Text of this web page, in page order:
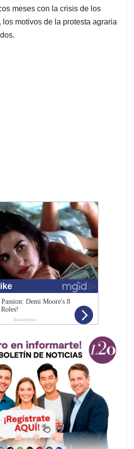
meses con la crisis de los
motivos de la protesta agraria